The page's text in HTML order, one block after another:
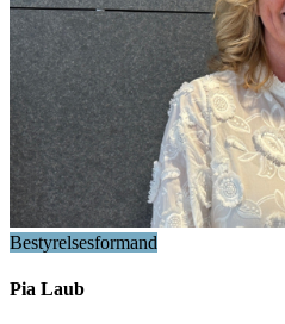
Bestyrelsesformand
Pia Laub